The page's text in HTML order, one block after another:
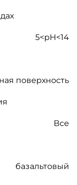
5<pH<14
поверхность
Все
базальтовый